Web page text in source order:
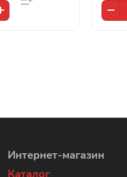
Интернет-магазин
Каталог